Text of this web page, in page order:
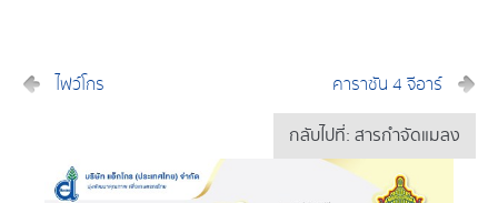
ไฟว์โกร คาราซัน 4 จีอาร์
กลับไปที่: สารกำจัดแมลง